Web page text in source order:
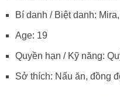
Bí danh / Biệt danh:
Age: 19
Quyền hạn / Kỹ năng:
Sở thích: Nấu ăn, đồng